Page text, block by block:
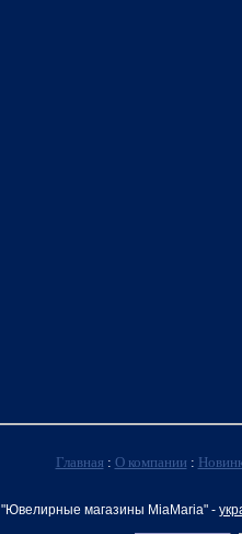
Главная : О компании :
"Ювелирные магазины MiaMaria" -